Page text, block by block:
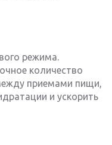
режима.
количество
приемами пищи,
и ускорить